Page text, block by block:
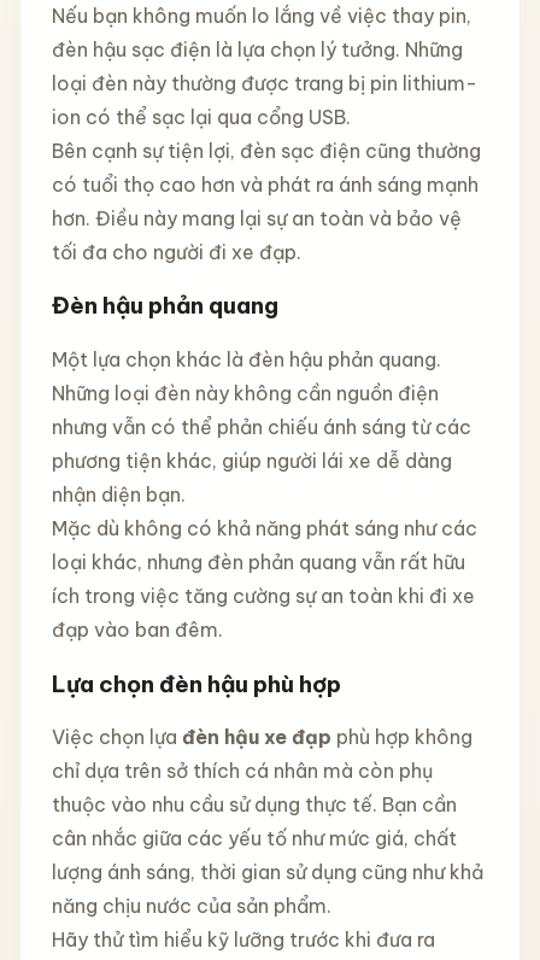
Nếu bạn không muốn lo lắng về việc thay pin,
đèn hậu sạc điện là lựa chọn lý tưởng. Những
loại đèn này thường được trang bị pin lithium-
ion có thể sạc lại qua cổng USB.
Bên cạnh sự tiện lợi, đèn sạc điện cũng thường
có tuổi thọ cao hơn và phát ra ánh sáng mạnh
hơn. Điều này mang lại sự an toàn và bảo vệ
tối đa cho người đi xe đạp.
Đèn hậu phản quang
Một lựa chọn khác là đèn hậu phản quang.
Những loại đèn này không cần nguồn điện
nhưng vẫn có thể phản chiếu ánh sáng từ các
phương tiện khác, giúp người lái xe dễ dàng
nhận diện bạn.
Mặc dù không có khả năng phát sáng như các
loại khác, nhưng đèn phản quang vẫn rất hữu
ích trong việc tăng cường sự an toàn khi đi xe
đạp vào ban đêm.
Lựa chọn đèn hậu phù hợp
Việc chọn lựa đèn hậu xe đạp phù hợp không
chỉ dựa trên sở thích cá nhân mà còn phụ
thuộc vào nhu cầu sử dụng thực tế. Bạn cần
cân nhắc giữa các yếu tố như mức giá, chất
lượng ánh sáng, thời gian sử dụng cũng như khả
năng chịu nước của sản phẩm.
Hãy thử tìm hiểu kỹ lưỡng trước khi đưa ra